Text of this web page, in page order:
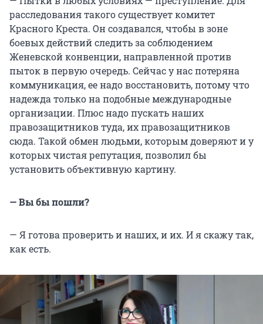
расследования такого существует комитет
Красного Креста. Он создавался, чтобы в зоне
боевых действий следить за соблюдением
Женевской конвенции, направленной против
пыток в первую очередь. Сейчас у нас потеряна
коммуникация, ее надо восстановить, потому что
надежда только на подобные международные
организации. Плюс надо пускать наших
правозащитников туда, их правозащитников
сюда. Такой обмен людьми, которым доверяют и у
которых чистая репутация, позволил бы
установить объективную картину.
— Вы бы пошли?
— Я готова проверить и наших, и их. И я скажу так,
как есть.